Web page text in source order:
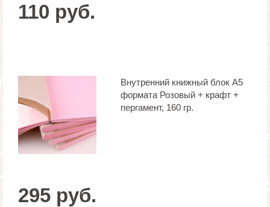
110 руб.
Внутренний книжный блок А5
формата Розовый + крафт +
пергамент, 160 гр.
295 руб.